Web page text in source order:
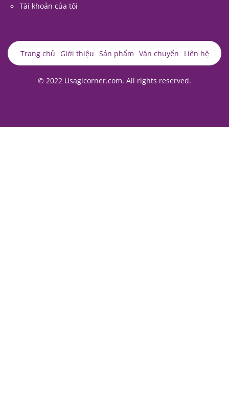
Tài khoản của tôi
Trang chủ Giới thiệu Sản phẩm Vận chuyển Liên hệ
© 2022 Usagicorner.com. All rights reserved.